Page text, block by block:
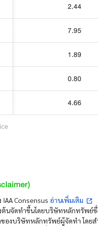
2.44
7.95
1.89
0.80
4.66
Consensus อ่านเพิ่มเติม
ต้นจัดทำขึ้นโดยบริษัทหลักทรัพย์
บริษัทหลักทรัพย์ผู้จัดทำ โดยส